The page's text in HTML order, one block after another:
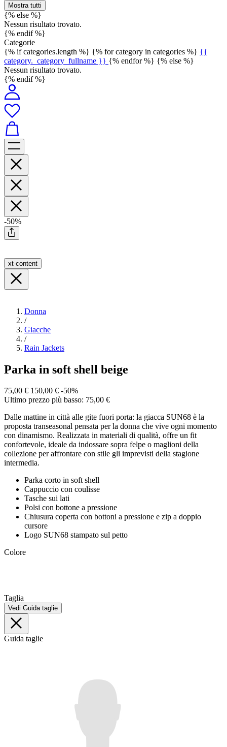
Mostra tutti
{% else %}
Nessun risultato trovato.
{% endif %}
Categorie
{% if categories.length %} {% for category in categories %} {{
category._category_fullname }} {% endfor %} {% else %}
Nessun risultato trovato.
{% endif %}
-50%
xt-content
Donna
/
Giacche
/
Rain Jackets
Parka in soft shell beige
75,00 € 150,00 € -50%
Ultimo prezzo più basso: 75,00 €
Dalle mattine in città alle gite fuori porta: la giacca SUN68 è la
proposta transeasonal pensata per la donna che vive ogni momento
con dinamismo. Realizzata in materiali di qualità, offre un fit
confortevole, ideale da indossare sopra felpe o maglioni della
collezione per affrontare con stile gli imprevisti della stagione
intermedia.
Parka corto in soft shell
Cappuccio con coulisse
Tasche sui lati
Polsi con bottone a pressione
Chiusura coperta con bottoni a pressione e zip a doppio
cursore
Logo SUN68 stampato sul petto
Colore
Taglia
Vedi Guida taglie
Guida taglie